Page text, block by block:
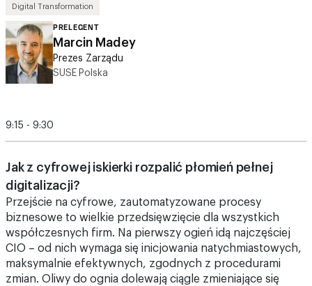
Marcin Madey
Prezes Zarządu
SUSE Polska
Przejście na cyfrowe, zautomatyzowane procesy
biznesowe to wielkie przedsięwzięcie dla wszystkich
współczesnych firm. Na pierwszy ogień idą najczęściej
CIO – od nich wymaga się inicjowania natychmiastowych,
maksymalnie efektywnych, zgodnych z procedurami
zmian. Oliwy do ognia dolewają ciągle zmieniające się
przepisy. Jak wdrożyć w organizacji pełną automatyzację i
równocześnie zgodność z regulacjami, czyli upiec dwie